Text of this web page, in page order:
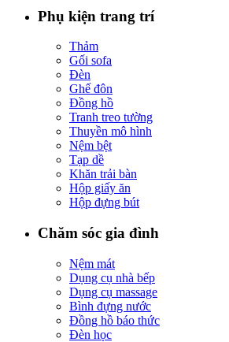
Phụ kiện trang trí
Thảm
Gối sofa
Đèn
Ghế đôn
Đồng hồ
Tranh treo tường
Thuyền mô hình
Nệm bệt
Tạp dề
Khăn trải bàn
Hộp giấy ăn
Hộp đựng bút
Chăm sóc gia đình
Nệm mát
Dụng cụ nhà bếp
Dụng cụ massage
Bình đựng nước
Đồng hồ báo thức
Đèn học